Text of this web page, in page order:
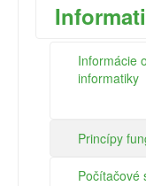
Informácie
informatiky
Princípy
Počítačové